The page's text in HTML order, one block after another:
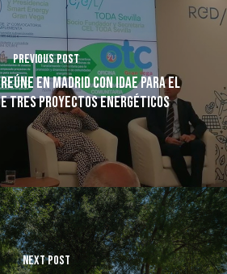
Previous Post
en Madrid con IDAE para el
tres proyectos energéticos
Next Post